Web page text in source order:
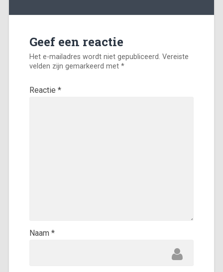
Geef een reactie
Het e-mailadres wordt niet gepubliceerd. Vereiste
velden zijn gemarkeerd met*
Reactie*
Naam*